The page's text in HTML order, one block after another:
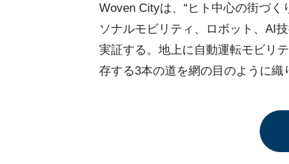
Woven Cityは、“ヒト中心の街づく
ソナルモビリティ、ロボット、AI
実証する。地上に自動運転モビリ
存する3本の道を網の目のように織